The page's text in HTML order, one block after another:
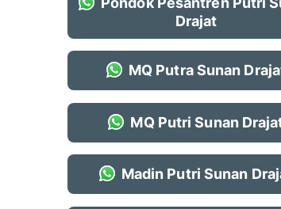
Drajat
MQ Putra Sunan
MQ Putri Sunan
Madin Putri Sunan